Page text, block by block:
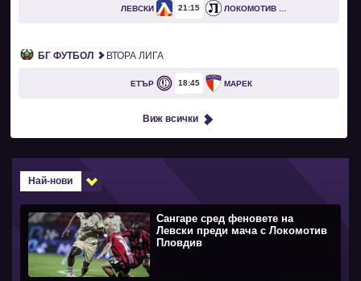
ЛЕВСКИ 21 15
БГ ФУТБОЛ ВТОРА ЛИГА
ЕТЪР 18 45 МАРЕК
Виж всички
Най-нови
Сангаре сред феновете на
Левски преди мача с Локомотив
Пловдив